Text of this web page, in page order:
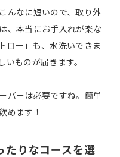
んなに短いので、取り外
、本当にお手入れが楽な
ロー」も、水洗いできま
いものが届きます。
バーは必要ですね。簡単
めます！
たりなコースを選